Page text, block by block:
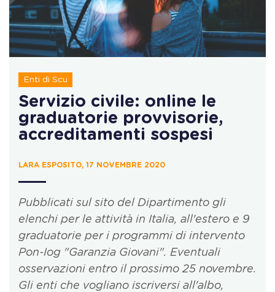
Enti di Scu
Servizio civile: online le
graduatorie provvisorie,
accreditamenti sospesi
LARA ESPOSITO, 17 NOVEMBRE 2020
Pubblicati sul sito del Dipartimento gli
elenchi per le attività in Italia, all'estero e 9
graduatorie per i programmi di intervento
Pon-Iog "Garanzia Giovani". Eventuali
osservazioni entro il prossimo 25 novembre.
Gli enti che vogliano iscriversi all'albo,